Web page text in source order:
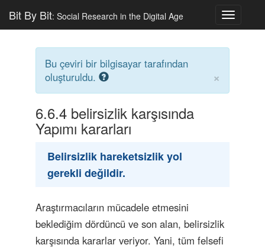
Toggle
Bit By Bit: Social Research in the Digital Age
Bu çeviri bir bilgisayar tarafından
oluşturuldu.
×
6.6.4 belirsizlik karşısında
Yapımı kararları
Belirsizlik hareketsizlik yol
gerekli değildir.
Araştırmacıların mücadele etmesini
beklediğim dördüncü ve son alan, belirsizlik
karşısında kararlar veriyor. Yani, tüm felsefi